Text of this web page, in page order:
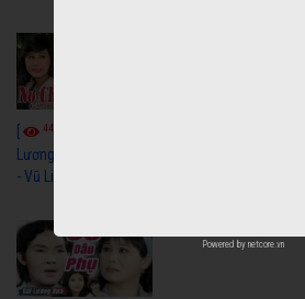
4433
Lương Nợ Cha Con Trả
- Vũ Linh, Tài Linh
Powered by netcore.vn